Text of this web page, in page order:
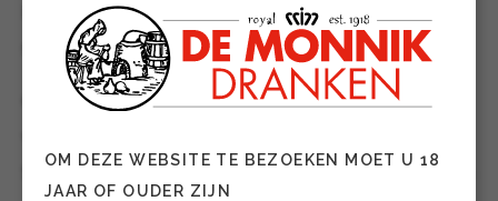
Deze expressie van 43 jaar oud weerspiegelt het
streven van het merk naar kwaliteit en vakmanschap.
Geheel bereid met water uit de eigen natuurlijke bron
Speyside, toont deze whisky een intens karakter en een
OM DEZE WEBSITE TE BEZOEKEN MOET U 18
JAAR OF OUDER ZIJN